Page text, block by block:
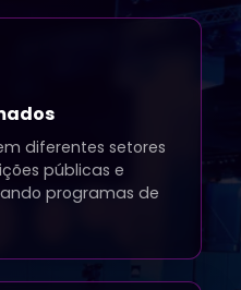
diferentes setores
públicas e
programas de